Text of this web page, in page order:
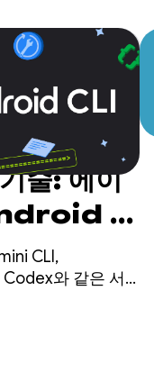
술: 에이
앱
CLI,
와 같은 서
의 목표는 어디